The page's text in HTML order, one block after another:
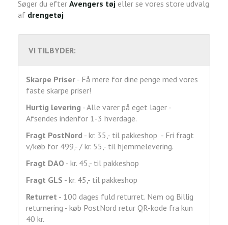
Søger du efter Avengers tøj eller se vores store udvalg
af drengetøj
VI TILBYDER:
Skarpe Priser - Få mere for dine penge med vores
faste skarpe priser!
Hurtig levering - Alle varer på eget lager -
Afsendes indenfor 1-3 hverdage.
Fragt PostNord - kr. 35,- til pakkeshop - Fri fragt
v/køb for 499,- / kr. 55,- til hjemmelevering.
Fragt DAO - kr. 45,- til pakkeshop
Fragt GLS - kr. 45,- til pakkeshop
Returret - 100 dages fuld returret. Nem og Billig
returnering - køb PostNord retur QR-kode fra kun
40 kr.